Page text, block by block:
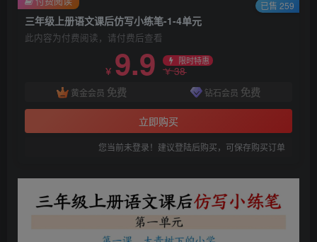
三年级上册语文课后仿写小练笔-1-4单元
此内容为付费阅读，请付费后查看
￥ 9.9 限时特惠
￥38
黄金会员 免费 钻石会员 免费
立即购买
您当前未登录！建议登陆后购买，可保存购买订单
已售 259